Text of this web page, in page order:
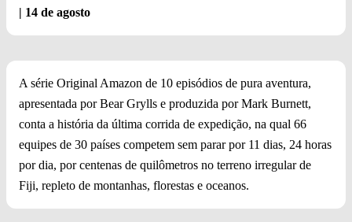
| 14 de agosto
A série Original Amazon de 10 episódios de pura aventura,
apresentada por Bear Grylls e produzida por Mark Burnett,
conta a história da última corrida de expedição, na qual 66
equipes de 30 países competem sem parar por 11 dias, 24 horas
por dia, por centenas de quilômetros no terreno irregular de
Fiji, repleto de montanhas, florestas e oceanos.